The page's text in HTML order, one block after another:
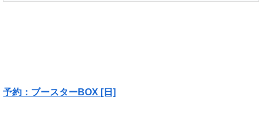
予約：ブースターBOX [日]